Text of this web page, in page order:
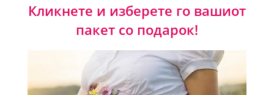
Кликнете и изберете го вашиот
пакет со подарок!